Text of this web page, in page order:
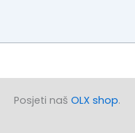
Posjeti naš OLX shop.